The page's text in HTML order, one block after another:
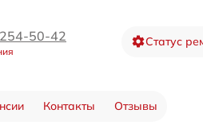
50-42 Статус
Контакты Отзывы